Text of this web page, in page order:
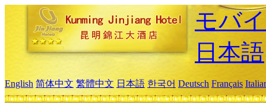
モバ
日本語
English 简体中文 繁體中文 日本語 한국어 Deutsch Français